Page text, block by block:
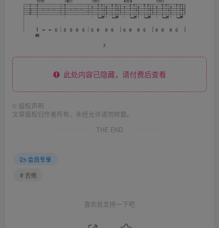
此处内容已隐藏，请付费后查看
© 版权声明
文章版权归作者所有，未经允许请勿转载。
THE END
会员专享
# 吉他
喜欢就支持一下吧